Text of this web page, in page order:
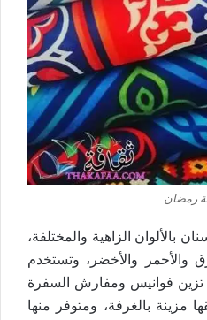
رمضان
بالألوان الزاهية والمختلفة،
والأحمر والأخضر، وتستخدم
فوانيس ومفارش السفرة
مزينة بالغرفة، ومتوفر منها